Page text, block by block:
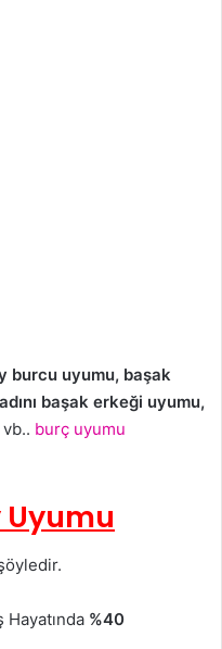
burcu uyumu, başak
başak erkeği uyumu,
vb.. burç uyumu
Uyumu
Hayatında %40